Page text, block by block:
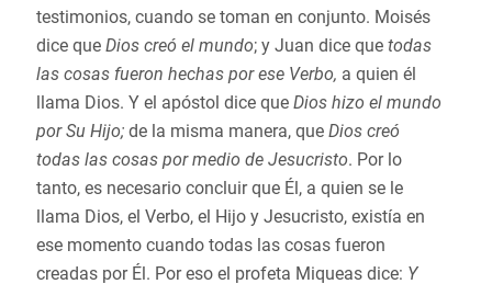
testimonios, cuando se toman en conjunto. Moisés
dice que Dios creó el mundo; y Juan dice que todas
las cosas fueron hechas por ese Verbo, a quien él
llama Dios. Y el apóstol dice que Dios hizo el mundo
por Su Hijo; de la misma manera, que Dios creó
todas las cosas por medio de Jesucristo. Por lo
tanto, es necesario concluir que Él, a quien se le
llama Dios, el Verbo, el Hijo y Jesucristo, existía en
ese momento cuando todas las cosas fueron
creadas por Él. Por eso el profeta Miqueas dice: Y